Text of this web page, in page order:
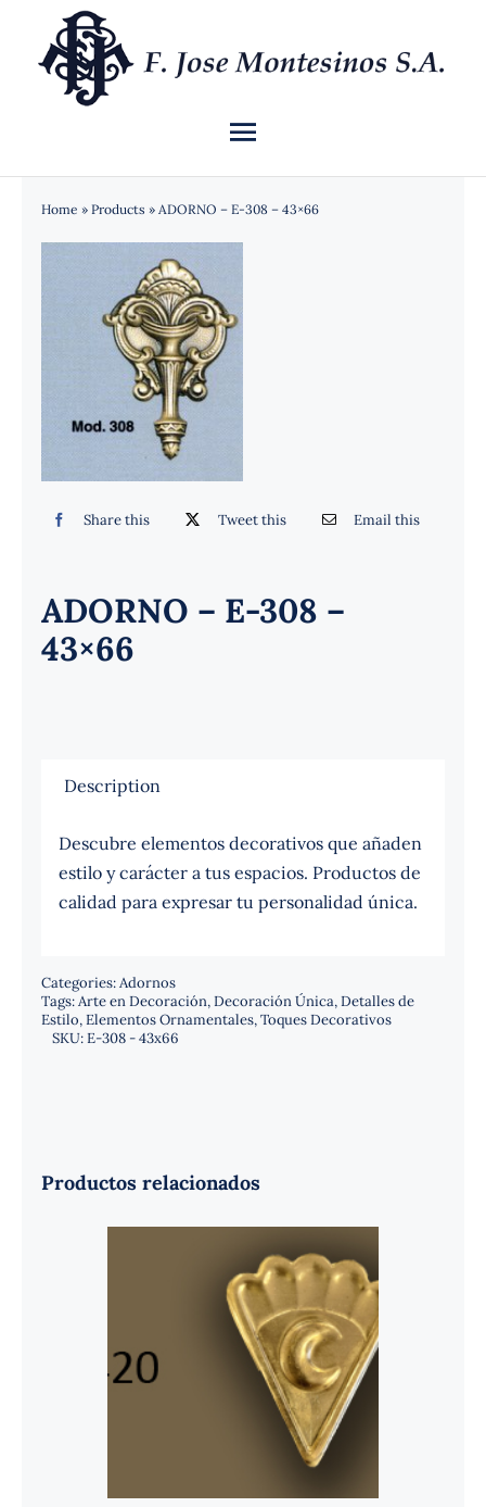
contenido
Toggle
Navigation
INICIO
QUIÉNES SOMOS
CATÁLOGO
Home » Products » ADORNO – E-308 – 43×66
Share this Tweet this Email this
ADORNO – E-308 –
43×66
Description
Descubre elementos decorativos que añaden
estilo y carácter a tus espacios. Productos de
calidad para expresar tu personalidad única.
Categories:Adornos
Tags:Arte en Decoración,Decoración Única,Detalles de
Estilo,Elementos Ornamentales,Toques Decorativos
SKU:E-308 - 43x66
Productos relacionados